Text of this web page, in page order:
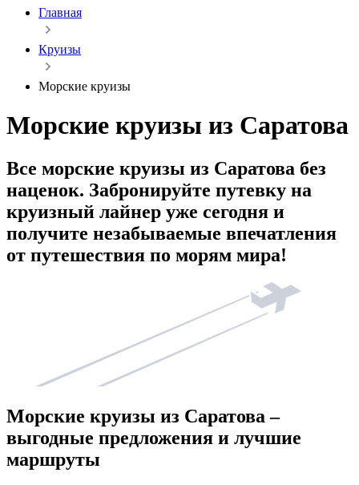
Главная
Круизы
Морские круизы
Морские круизы из Саратова
Все морские круизы из Саратова без
наценок. Забронируйте путевку на
круизный лайнер уже сегодня и
получите незабываемые впечатления
от путешествия по морям мира!
Морские круизы из Саратова –
выгодные предложения и лучшие
маршруты